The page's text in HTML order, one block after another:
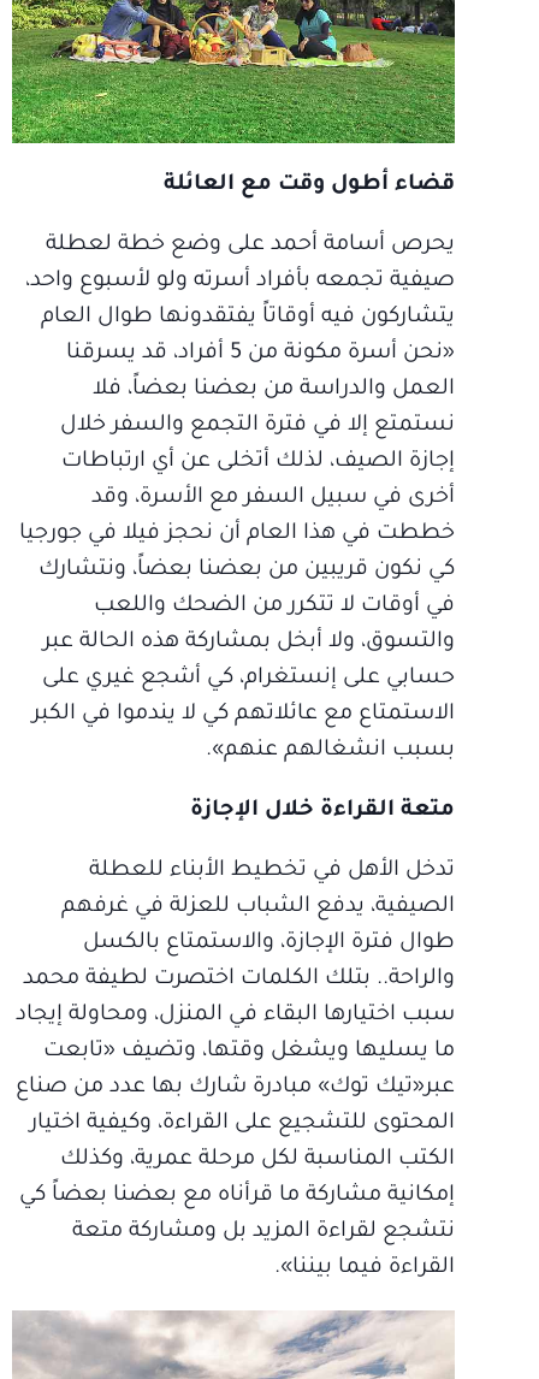
قضاء أطول وقت مع العائلة
يحرص أسامة أحمد على وضع خطة لعطلة
صيفية تجمعه بأفراد أسرته ولو لأسبوع واحد،
يتشاركون فيه أوقاتاً يفتقدونها طوال العام
«نحن أسرة مكونة من 5 أفراد، قد يسرقنا
العمل والدراسة من بعضنا بعضاً، فلا
نستمتع إلا في فترة التجمع والسفر خلال
إجازة الصيف، لذلك أتخلى عن أي ارتباطات
أخرى في سبيل السفر مع الأسرة، وقد
خططت في هذا العام أن نحجز فيلا في جورجيا
كي نكون قريبين من بعضنا بعضاً، ونتشارك
في أوقات لا تتكرر من الضحك واللعب
والتسوق، ولا أبخل بمشاركة هذه الحالة عبر
حسابي على إنستغرام، كي أشجع غيري على
الاستمتاع مع عائلاتهم كي لا يندموا في الكبر
بسبب انشغالهم عنهم».
متعة القراءة خلال الإجازة
تدخل الأهل في تخطيط الأبناء للعطلة
الصيفية، يدفع الشباب للعزلة في غرفهم
طوال فترة الإجازة، والاستمتاع بالكسل
والراحة.. بتلك الكلمات اختصرت لطيفة محمد
سبب اختيارها البقاء في المنزل، ومحاولة إيجاد
ما يسليها ويشغل وقتها، وتضيف «تابعت
عبر«تيك توك» مبادرة شارك بها عدد من صناع
المحتوى للتشجيع على القراءة، وكيفية اختيار
الكتب المناسبة لكل مرحلة عمرية، وكذلك
إمكانية مشاركة ما قرأناه مع بعضنا بعضاً كي
نتشجع لقراءة المزيد بل ومشاركة متعة
القراءة فيما بيننا».